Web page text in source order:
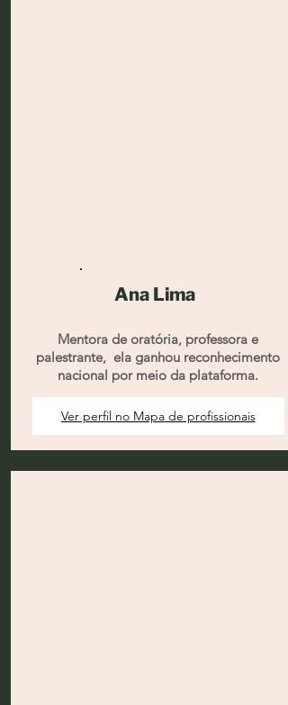
Ana Lima
Mentora de oratória, professora e
palestrante, ela ganhou reconhecimento
nacional por meio da plataforma.
Ver perfil no Mapa de profissionais